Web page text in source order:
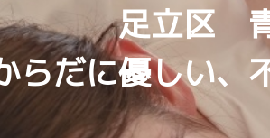
足立区 青
らだに優しい、